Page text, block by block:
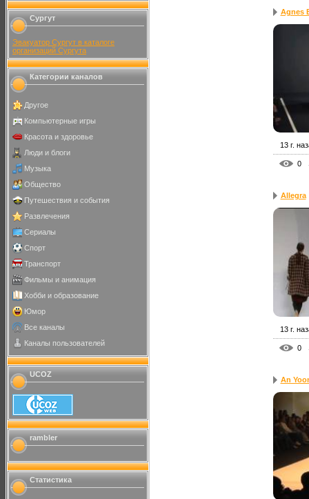
Сургут
Эвакуатор Сургут в каталоге
организаций Сургута
Категории каналов
Другое
Компьютерные игры
Красота и здоровье
Люди и блоги
Музыка
Общество
Путешествия и события
Развлечения
Сериалы
Спорт
Транспорт
Фильмы и анимация
Хобби и образование
Юмор
Все каналы
Каналы пользователей
UCOZ
rambler
Статистика
Agnes
13 г.
0
Allegra
13 г.
0
An